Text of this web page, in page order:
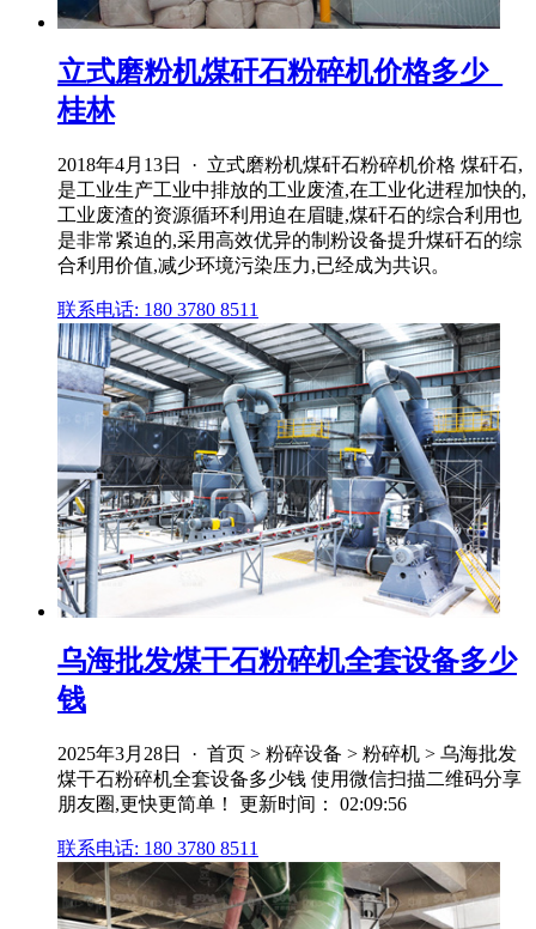
立式磨粉机煤矸石粉碎机价格多少_
桂林
2018年4月13日 · 立式磨粉机煤矸石粉碎机价格 煤矸石,
是工业生产工业中排放的工业废渣,在工业化进程加快的,
工业废渣的资源循环利用迫在眉睫,煤矸石的综合利用也
是非常紧迫的,采用高效优异的制粉设备提升煤矸石的综
合利用价值,减少环境污染压力,已经成为共识。
联系电话: 180 3780 8511
乌海批发煤干石粉碎机全套设备多少
钱
2025年3月28日 · 首页 > 粉碎设备 > 粉碎机 > 乌海批发
煤干石粉碎机全套设备多少钱 使用微信扫描二维码分享
朋友圈,更快更简单！ 更新时间： 02:09:56
联系电话: 180 3780 8511